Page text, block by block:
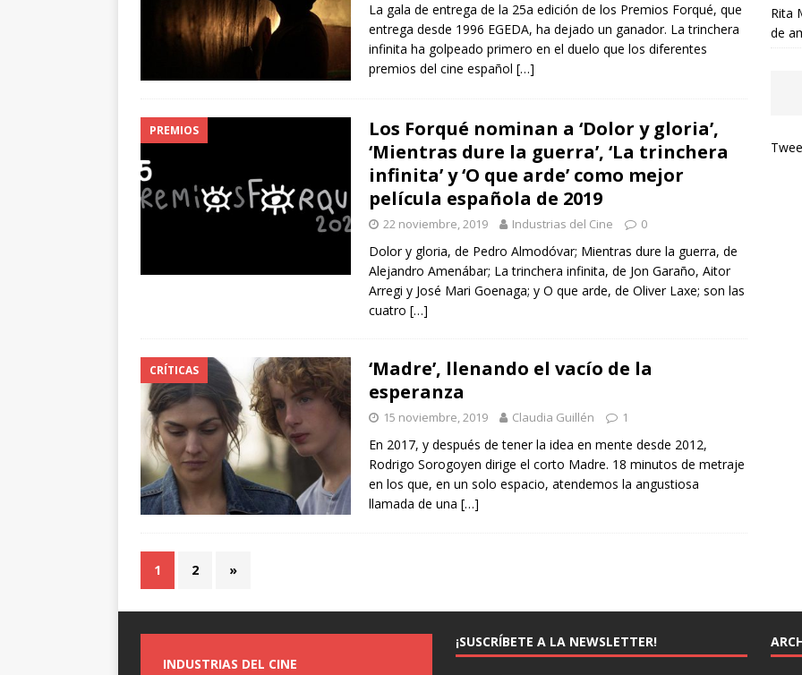
La gala de entrega de la 25a edición de los Premios Forqué, que
entrega desde 1996 EGEDA, ha dejado un ganador. La trinchera
infinita ha golpeado primero en el duelo que los diferentes
premios del cine español […]
PREMIOS
Los Forqué nominan a ‘Dolor y gloria’,
‘Mientras dure la guerra’, ‘La trinchera
infinita’ y ‘O que arde’ como mejor
película española de 2019
22 noviembre, 2019 Industrias del Cine 0
Dolor y gloria, de Pedro Almodóvar; Mientras dure la guerra, de
Alejandro Amenábar; La trinchera infinita, de Jon Garaño, Aitor
Arregi y José Mari Goenaga; y O que arde, de Oliver Laxe; son las
cuatro […]
CRÍTICAS
‘Madre’, llenando el vacío de la
esperanza
15 noviembre, 2019 Claudia Guillén 1
En 2017, y después de tener la idea en mente desde 2012,
Rodrigo Sorogoyen dirige el corto Madre. 18 minutos de metraje
en los que, en un solo espacio, atendemos la angustiosa
llamada de una […]
1 2 »
Rita
de
INDUSTRIAS DEL CINE
¡SUSCRÍBETE A LA NEWSLETTER!